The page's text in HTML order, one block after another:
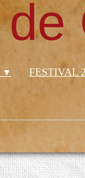
de
▼ FESTIVAL